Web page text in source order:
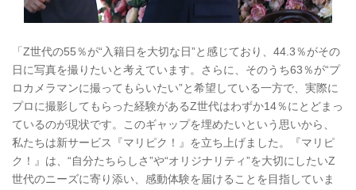
「Z世代の55％が“入籍日を大切な日”と感じており、44.3％がその
日に写真を撮りたいと考えています。さらに、そのうち63％が“プ
ロカメラマンに撮ってもらいたい”と希望している一方で、実際に
プロに撮影してもらった経験があるZ世代はわずか14％にとどまっ
ているのが現状です。このギャップを埋めたいという思いから、
私たちは新サービス『マリピク！』を立ち上げました。『マリピ
ク！』は、“自分たちらしさ”や“オリジナリティ”を大切にしたいZ
世代のニーズに寄り添い、感動体験を届けることを目指していま